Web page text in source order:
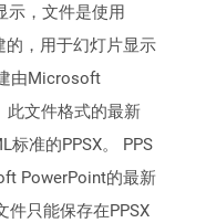
示，文件是使用
，用于幻灯片显示
由Microsoft
此文件格式的最新
标准的PPSX。 PPS
PowerPoint的最新
件只能保存在PPSX